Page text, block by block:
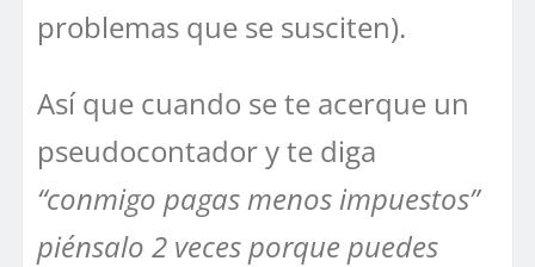
problemas que se susciten).
Así que cuando se te acerque un
pseudocontador y te diga
“conmigo pagas menos impuestos”
piénsalo 2 veces porque puedes